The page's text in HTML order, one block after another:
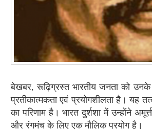
बेखबर, रूढ़िग्रस्त भारतीय जनता को
प्रतीकात्मकता एवं प्रयोगशीलता है। यह
का परिणाम है। भारत दुर्शशा में उन्होंने
और रंगमंच के लिए एक मौलिक प्रयोग है।